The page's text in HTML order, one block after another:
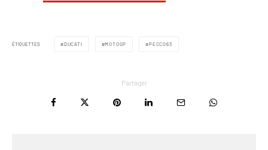
ÉTIQUETTES DUCATI MOTOGP PECCO63
Partager